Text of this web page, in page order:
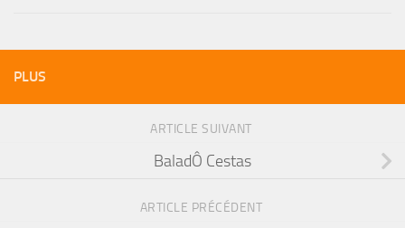
PLUS
ARTICLE SUIVANT
BaladÔ Cestas
ARTICLE PRÉCÉDENT